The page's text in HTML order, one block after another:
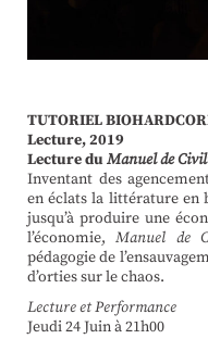
TUTORIEL
Lecture, 2019
Lecture duManuel de
Inventant des
en éclats la littérature en
jusqu’à produire une
l’économie,Manuel de
pédagogie de
d’orties sur le chaos.
Lecture et Performance
Jeudi 24 Juin à 21h00